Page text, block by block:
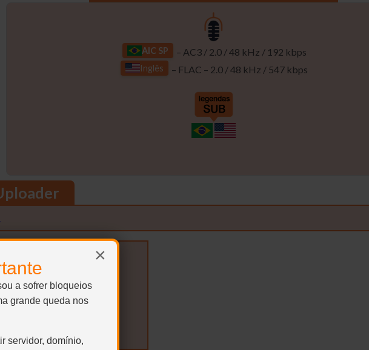
×
a sofrer bloqueios
grande queda nos
servidor, domínio,
AIC SP – AC3 / 2.0 / 48 kHz / 192 kbps
Inglês – FLAC – 2.0 / 48 kHz / 547 kbps